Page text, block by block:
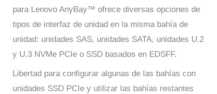
para Lenovo AnyBay™ ofrece diversas opciones de
tipos de interfaz de unidad en la misma bahía de
unidad: unidades SAS, unidades SATA, unidades U.2
y U.3 NVMe PCIe o SSD basados en EDSFF.
Libertad para configurar algunas de las bahías con
unidades SSD PCIe y utilizar las bahías restantes